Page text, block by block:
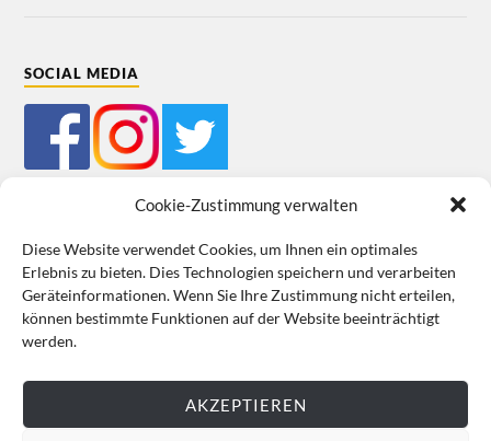
Cookie-Zustimmung verwalten
Diese Website verwendet Cookies, um Ihnen ein optimales
Erlebnis zu bieten. Dies Technologien speichern und verarbeiten
Geräteinformationen. Wenn Sie Ihre Zustimmung nicht erteilen,
können bestimmte Funktionen auf der Website beeinträchtigt
werden.
AKZEPTIEREN
SOCIAL MEDIA
Mein Bestellkonto Kundeninformationen Datenschutz
Cookie-Richtlinie (EU) Impressum
VERTRAG WIDERRUFEN